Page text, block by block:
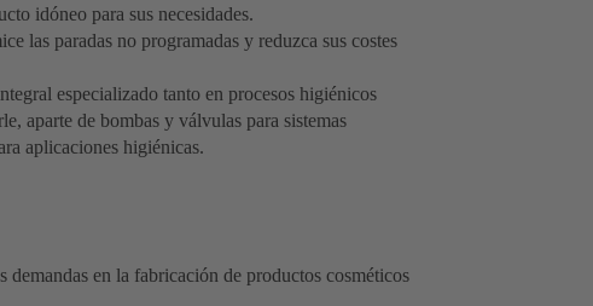
idóneo para sus necesidades.
las paradas no programadas y reduzca sus costes
especializado tanto en procesos higiénicos
aparte de bombas y válvulas para sistemas
aplicaciones higiénicas.
en la fabricación de productos cosméticos